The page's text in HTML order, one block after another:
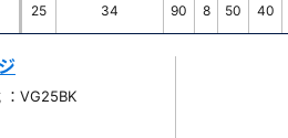
25 34 90 8 50 40
VG25BK